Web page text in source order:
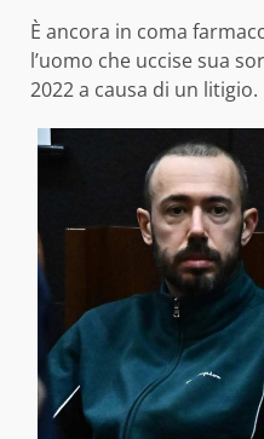
È ancora in coma
l’uomo che uccise sua
2022 a causa di un litigio.